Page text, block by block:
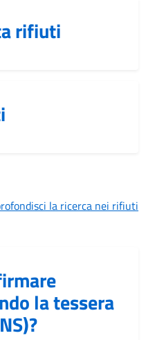
rifiuti
la ricerca nei rifiuti
la tessera